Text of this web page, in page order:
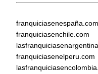
franquiciasenespaña.com
franquiciasenchile.com
franquiciasenelperu.com